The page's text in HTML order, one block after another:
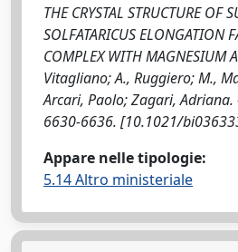
THE CRYSTAL STRUCTURE OF
SOLFATARICUS ELONGATION
COMPLEX WITH MAGNESIUM
Vitagliano; A., Ruggiero; M.,
Arcari, Paolo; Zagari,
6630-6636. [10.1021/
Appare nelle tipologie:
5.14 Altro ministeriale